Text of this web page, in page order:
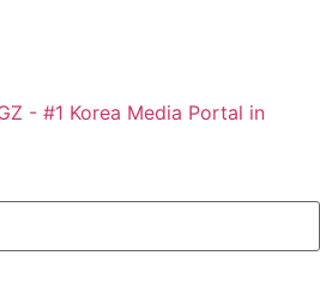
- #1 Korea Media Portal in